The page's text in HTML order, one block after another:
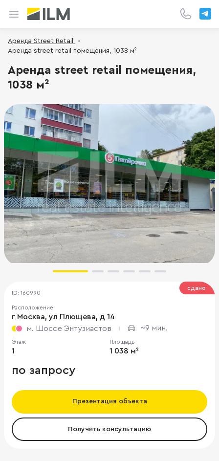
Аренда Street Retail
Аренда street retail помещения, 1038 м²
Аренда street retail помещения,
1038 м²
ID: 160990
Расположение
г Москва, ул Плющева, д 14
м. Шоссе Энтузиастов
~9 мин.
Этаж
1
Площадь
1 038 м²
по запросу
Презентация объекта
Получить консультацию
сдано